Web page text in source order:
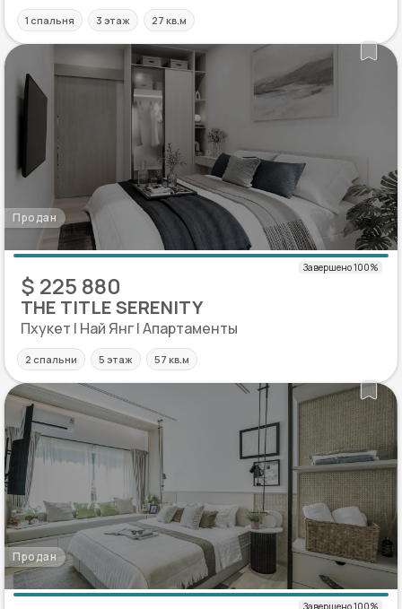
1 спальня 3 этаж 27 кв.м
Продан
$ 225 880
THE TITLE SERENITY
Пхукет | Най Янг | Апартаменты
2 спальни 5 этаж 57 кв.м
Продан